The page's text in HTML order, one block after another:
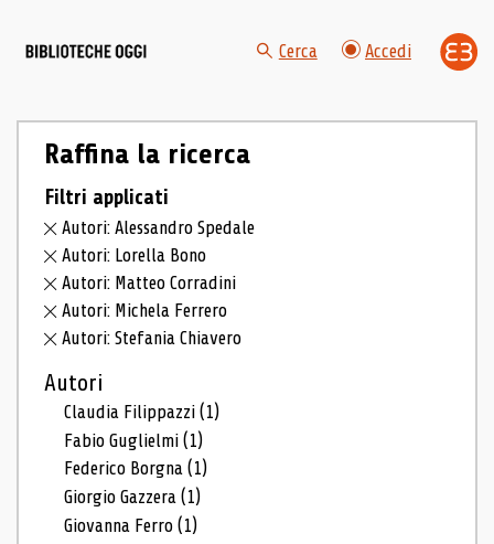
Cerca Accedi
Raffina la ricerca
Filtri applicati
Autori: Alessandro Spedale
Autori: Lorella Bono
Autori: Matteo Corradini
Autori: Michela Ferrero
Autori: Stefania Chiavero
Autori
Claudia Filippazzi(1)
Fabio Guglielmi(1)
Federico Borgna(1)
Giorgio Gazzera(1)
Giovanna Ferro(1)